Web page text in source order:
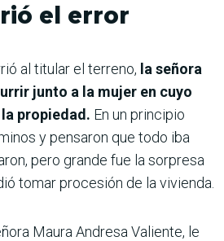
el error
al titular el terreno, la señora
junto a la mujer en cuyo
propiedad. En un principio
y pensaron que todo iba
pero grande fue la sorpresa
tomar procesión de la vivienda.
Maura Andresa Valiente, le